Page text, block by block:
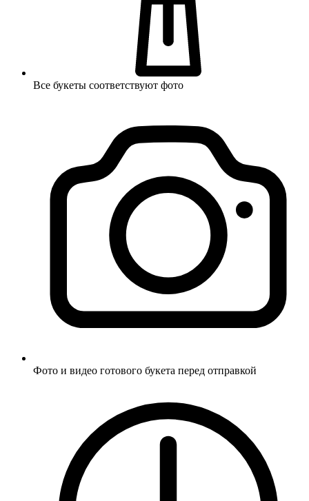
Все букеты соответствуют фото
Фото и видео готового букета перед отправкой